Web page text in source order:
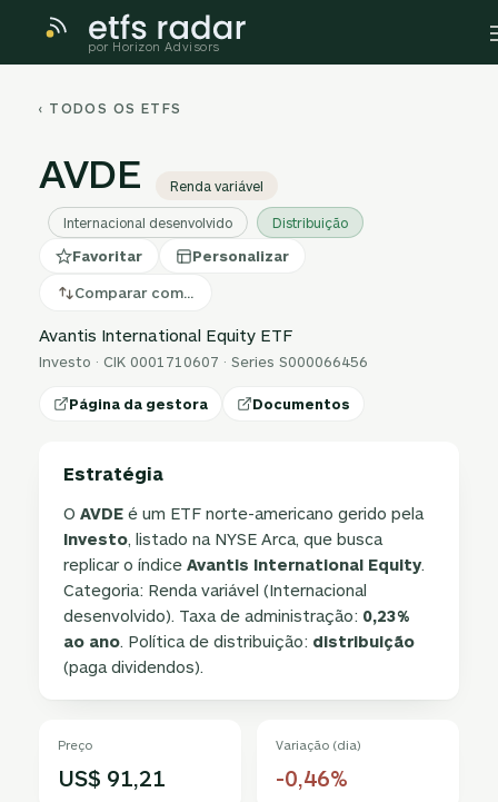
por Horizon Advisors
‹ TODOS OS ETFS
AVDE Renda variável
Internacional desenvolvido Distribuição
Favoritar Personalizar
Comparar com…
Avantis International Equity ETF
Investo · CIK 0001710607 · Series S000066456
Página da gestora Documentos
Estratégia
OAVDE é um ETF norte-americano gerido pela
Investo, listado na NYSE Arca, que busca
replicar o índiceAvantis International Equity.
Categoria: Renda variável (Internacional
desenvolvido). Taxa de administração: 0,23%
ao ano. Política de distribuição: distribuição
(paga dividendos).
Preço
US$ 91,21
Variação (dia)
-0,46%